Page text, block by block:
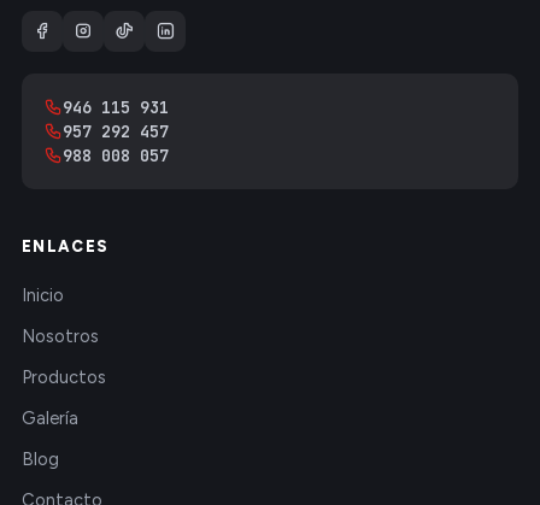
946 115 931
957 292 457
988 008 057
ENLACES
Inicio
Nosotros
Productos
Galería
Blog
Contacto